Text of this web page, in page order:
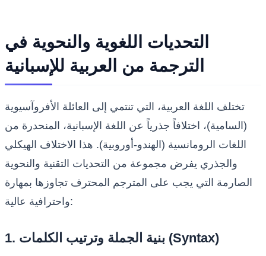
التحديات اللغوية والنحوية في
الترجمة من العربية للإسبانية
تختلف اللغة العربية، التي تنتمي إلى العائلة الأفروآسيوية
(السامية)، اختلافاً جذرياً عن اللغة الإسبانية، المنحدرة من
اللغات الرومانسية (الهندو-أوروبية). هذا الاختلاف الهيكلي
والجذري يفرض مجموعة من التحديات التقنية والنحوية
الصارمة التي يجب على المترجم المحترف تجاوزها بمهارة
واحترافية عالية:
1. بنية الجملة وترتيب الكلمات (Syntax)